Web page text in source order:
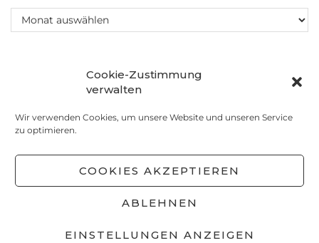
Cookie-Zustimmung
verwalten
Wir verwenden Cookies, um unsere Website und unseren Service
zu optimieren.
COOKIES AKZEPTIEREN
ABLEHNEN
EINSTELLUNGEN ANZEIGEN
Archiv
DATENSCHUTZ
IMPRESSUM
COOKIE-RICHTLINIE